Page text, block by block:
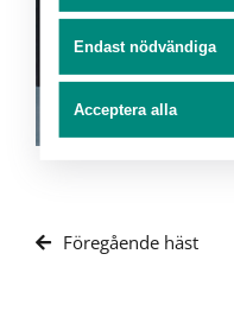
Föregående häst
Endast nödvändiga
Acceptera alla